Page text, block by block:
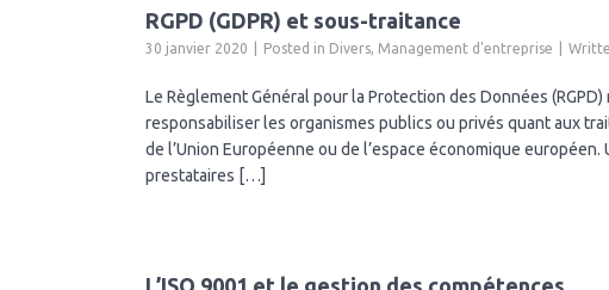
RGPD (GDPR) et sous-traitance
30 janvier 2020 Posted in Divers, Management d'entreprise
Le Règlement Général pour la Protection des Données
responsabiliser les organismes publics ou privés quant aux
de l’Union Européenne ou de l’espace économique
prestataires […]
L’ISO 9001 et le gestion des compétences